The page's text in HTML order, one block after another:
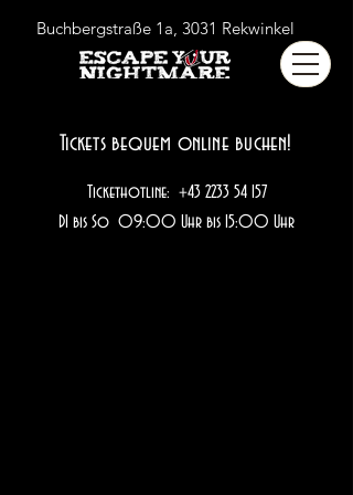
Buchbergstraße 1a, 3031 Rekwinkel
Tickets bequem online buchen!
Tickethotline: +43 2233 54 157
DI bis So 09:00 Uhr bis 15:00 Uhr